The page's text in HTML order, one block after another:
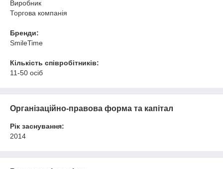
Виробник
Торгова компанія
Бренди:
SmileTime
Кількість співробітників:
11-50 осіб
Організаційно-правова форма та капітал
Рік заснування:
2014